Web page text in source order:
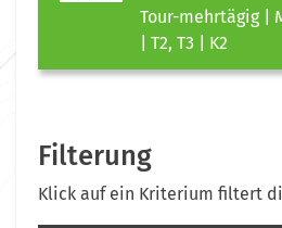
Tour-mehrtägig |
| T2, T3 | K2
Filterung
Klick auf ein Kriterium filtert